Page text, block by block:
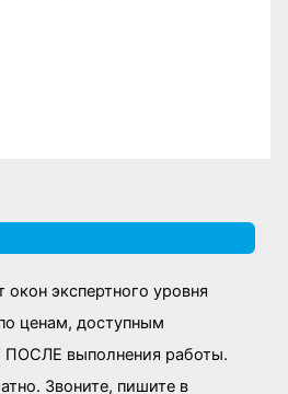
окон экспертного уровня
ценам, доступным
выполнения работы.
Звоните, пишите в